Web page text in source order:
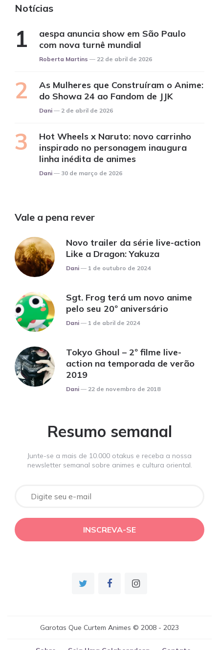
Notícias
aespa anuncia show em São Paulo
com nova turnê mundial
Posted
Roberta Martins 22 de abril de 2026
As Mulheres que Construíram o Anime:
do Showa 24 ao Fandom de JJK
Posted
Dani 2 de abril de 2026
Hot Wheels x Naruto: novo carrinho
inspirado no personagem inaugura
linha inédita de animes
Posted
Dani 30 de março de 2026
Vale a pena rever
Novo trailer da série live-action
Like a Dragon: Yakuza
Posted
Dani 1 de outubro de 2024
Sgt. Frog terá um novo anime
pelo seu 20º aniversário
Posted
Dani 1 de abril de 2024
Tokyo Ghoul – 2º filme live-
action na temporada de verão
2019
Posted
Dani 22 de novembro de 2018
Resumo semanal
Junte-se a mais de 10.000 otakus e receba a nossa
newsletter semanal sobre animes e cultura oriental.
Garotas Que Curtem Animes © 2008 - 2023